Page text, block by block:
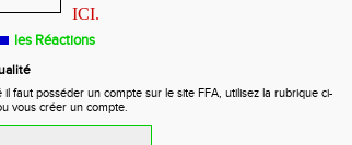
ICI.
les Réactions
faut posséder un compte sur le site FFA, utilisez la rubrique ci-
vous créer un compte.